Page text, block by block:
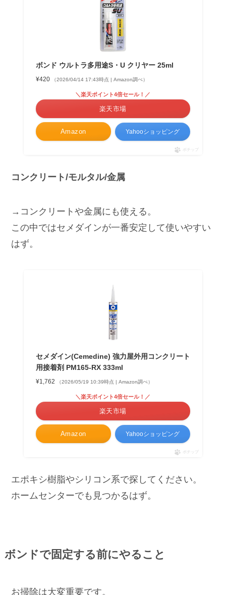
ボンド ウルトラ多用途S・U クリヤー 25ml
¥420 （2026/04/14 17:43時点 | Amazon調べ）
Amazon
＼楽天ポイント4倍セール！／
楽天市場
Yahooショッピング
ポチップ
コンクリート/モルタル/金属
→コンクリートや金属にも使える。
この中ではセメダインが一番安定して使いやすい
はず。
セメダイン(Cemedine) 強力屋外用コンクリート
用接着剤 PM165-RX 333ml
¥1,762 （2026/05/19 10:39時点 | Amazon調べ）
Amazon
＼楽天ポイント4倍セール！／
楽天市場
Yahooショッピング
ポチップ
エポキシ樹脂やシリコン系で探してください。
ホームセンターでも見つかるはず。
ボンドで固定する前にやること
お掃除は大変重要です。